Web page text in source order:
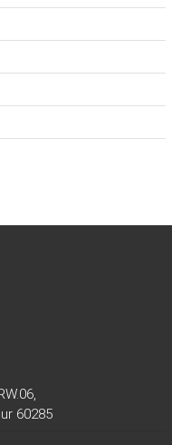
60285